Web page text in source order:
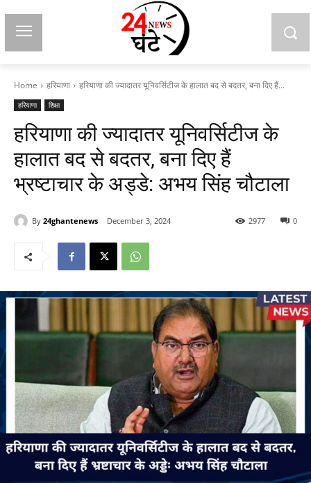
Home हरियाणा हरियाणा की ज्यादातर यूनिवर्सिटीज के हालात बद से बदतर, बना दिए हैं...
हरियाणा शिक्षा
हरियाणा की ज्यादातर यूनिवर्सिटीज के
हालात बद से बदतर, बना दिए हैं
भ्रष्टाचार के अड्डे: अभय सिंह चौटाला
By 24ghantenews December 3, 2024 0
2977